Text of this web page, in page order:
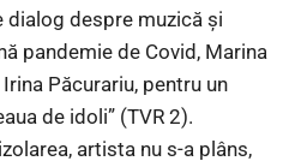
dialog despre muzică și
pandemie de Covid, Marina
Păcurariu, pentru un
de idoli” (TVR 2).
artista nu s-a plâns,